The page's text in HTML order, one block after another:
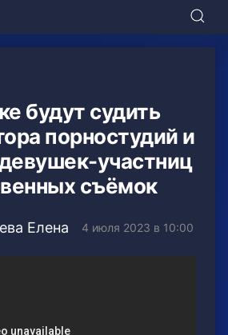
будут судить
порностудий и
участниц
съёмок
Елена 4 июля 2023 в 10:00